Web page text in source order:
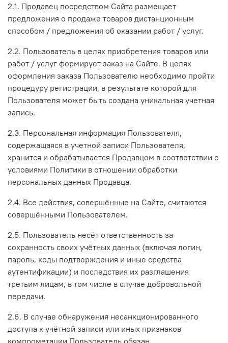
2.1. Продавец посредством Сайта размещает
предложения о продаже товаров дистанционным
способом / предложения об оказании работ / услуг.
2.2. Пользователь в целях приобретения товаров или
работ / услуг формирует заказ на Сайте. В целях
оформления заказа Пользователю необходимо пройти
процедуру регистрации, в результате которой для
Пользователя может быть создана уникальная учетная
запись.
2.3. Персональная информация Пользователя,
содержащаяся в учетной записи Пользователя,
хранится и обрабатывается Продавцом в соответствии с
условиями Политики в отношении обработки
персональных данных Продавца.
2.4. Все действия, совершённые на Сайте, считаются
совершёнными Пользователем.
2.5. Пользователь несёт ответственность за
сохранность своих учётных данных (включая логин,
пароль, коды подтверждения и иные средства
аутентификации) и последствия их разглашения
третьим лицам, в том числе в случае добровольной
передачи.
2.6. В случае обнаружения несанкционированного
доступа к учётной записи или иных признаков
компрометации Пользователь обязан